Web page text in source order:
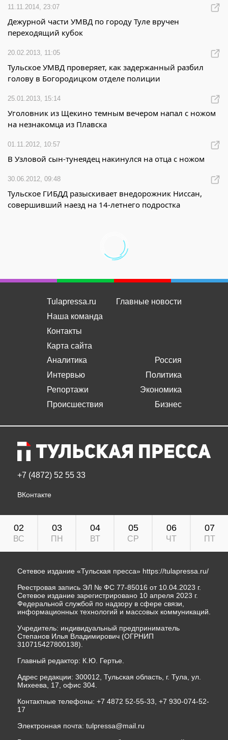
11.11.2014, 23:07
Дежурной части УМВД по городу Туле вручен
переходящий кубок
20.02.2013, 11:05
Тульское УМВД проверяет, как задержанный разбил
голову в Богородицком отделе полиции
25.01.2013, 15:14
Уголовник из Щекино темным вечером напал с ножом
на незнакомца из Плавска
01.11.2012, 10:57
В Узловой сын-тунеядец накинулся на отца с ножом
30.06.2012, 09:48
Тульское ГИБДД разыскивает внедорожник Ниссан,
совершивший наезд на 14-летнего подростка
Tulapressa.ru
Наша команда
Контакты
Карта сайта
Главные новости
Аналитика
Интервью
Репортажи
Происшествия
Россия
Политика
Экономика
Бизнес
+7 (4872) 52 55 33
ВКонтакте
02
ВС
03
ПН
04
ВТ
05
СР
06
ЧТ
07
ПТ
Сетевое издание «Тульская пресса» https://tulapressa.ru/
Реестровая запись ЭЛ № ФС 77-85016 от 10.04.2023 г.
Сетевое издание зарегистрировано 10 апреля 2023 г.
Федеральной службой по надзору в сфере связи,
информационных технологий и массовых коммуникаций.
Учредитель: индивидуальный предприниматель
Степанов Илья Владимирович (ОГРНИП
310715427800138).
Главный редактор: К.Ю. Гертье.
Адрес редакции: 300012, Тульская область, г. Тула, ул.
Михеева, 17, офис 304.
Контактные телефоны: +7 4872 52-55-33, +7 930-074-52-
17
Электронная почта: tulpressa@mail.ru